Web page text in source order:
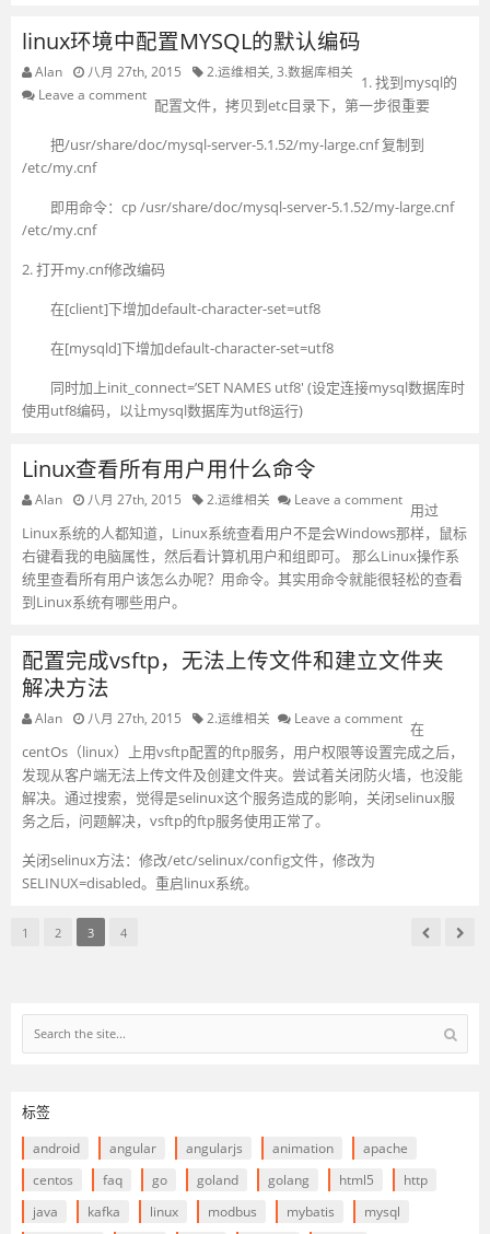
linux环境中配置MYSQL的默认编码
Alan 八月 27th, 2015 2.运维相关 3.数据库相关
Leave a comment
1. 找到mysql的
配置文件，拷贝到etc目录下，第一步很重要
把/usr/share/doc/mysql-server-5.1.52/my-large.cnf 复制到
/etc/my.cnf
即用命令：cp /usr/share/doc/mysql-server-5.1.52/my-large.cnf
/etc/my.cnf
2. 打开my.cnf修改编码
在[client]下增加default-character-set=utf8
在[mysqld]下增加default-character-set=utf8
同时加上init_connect=’SET NAMES utf8′ (设定连接mysql数据库时
使用utf8编码，以让mysql数据库为utf8运行)
Linux查看所有用户用什么命令
Alan 八月 27th, 2015 2.运维相关 Leave a comment
用过
Linux系统的人都知道，Linux系统查看用户不是会Windows那样，鼠标
右键看我的电脑属性，然后看计算机用户和组即可。 那么Linux操作系
统里查看所有用户该怎么办呢？用命令。其实用命令就能很轻松的查看
到Linux系统有哪些用户。
配置完成vsftp，无法上传文件和建立文件夹
解决方法
Alan 八月 27th, 2015 2.运维相关 Leave a comment
在
centOs（linux）上用vsftp配置的ftp服务，用户权限等设置完成之后，
发现从客户端无法上传文件及创建文件夹。尝试着关闭防火墙，也没能
解决。通过搜索，觉得是selinux这个服务造成的影响，关闭selinux服
务之后，问题解决，vsftp的ftp服务使用正常了。
关闭selinux方法：修改/etc/selinux/config文件，修改为
SELINUX=disabled。重启linux系统。
1 2 3 4
标签
android angular angularjs animation
apache
centos
faq go goland golang html5
http
java
kafka linux modbus mybatis mysql